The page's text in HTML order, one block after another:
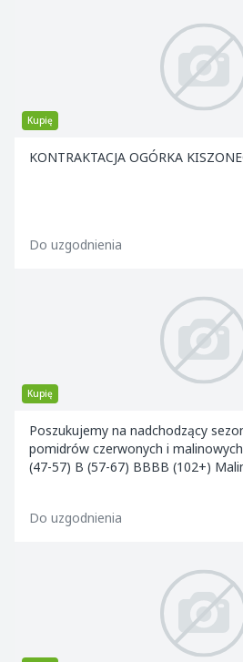
Kupię
KONTRAKTACJA OGÓRKA
Do uzgodnienia
Kupię
Poszukujemy na nadchodzący
pomidrów czerwonych i
(47-57) B (57-67) BBBB (102+)
Do uzgodnienia